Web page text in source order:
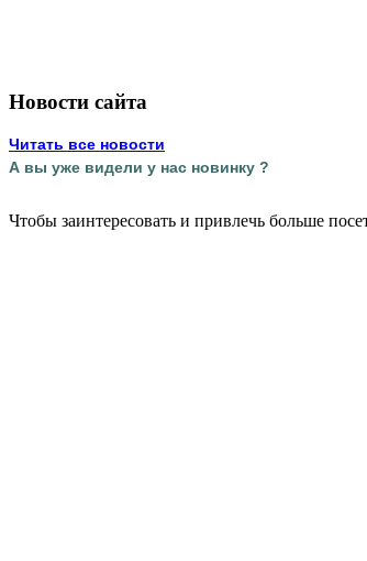
Новости сайта
Читать все новости
А вы уже видели у нас новинку ?
Чтобы заинтересовать и привлечь больше